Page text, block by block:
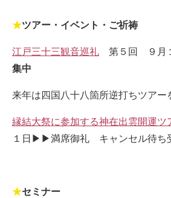
★ツアー・イベント・ご祈祷
江戸三十三観音巡礼 第５回 ９月
集中
来年は四国八十八箇所逆打ちツアー
縁結大祭に参加する神在出雲開運ツ
１日▶▶満席御礼 キャンセル待ち
★セミナー